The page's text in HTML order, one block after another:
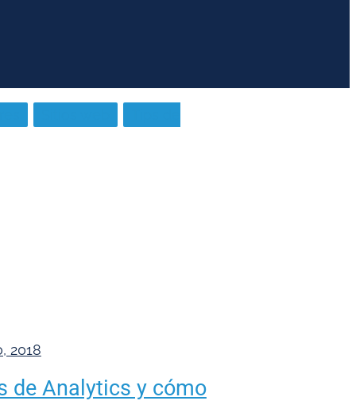
2018
de Analytics y cómo